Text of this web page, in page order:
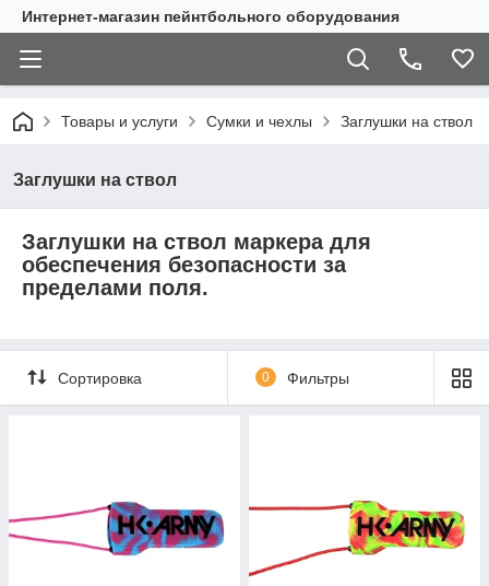
Интернет-магазин пейнтбольного оборудования
Товары и услуги Сумки и чехлы Заглушки на ствол
Заглушки на ствол
Заглушки на ствол маркера для
обеспечения безопасности за
пределами поля.
Сортировка 0 Фильтры